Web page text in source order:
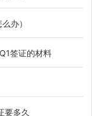
办）
签证的材料
要多久